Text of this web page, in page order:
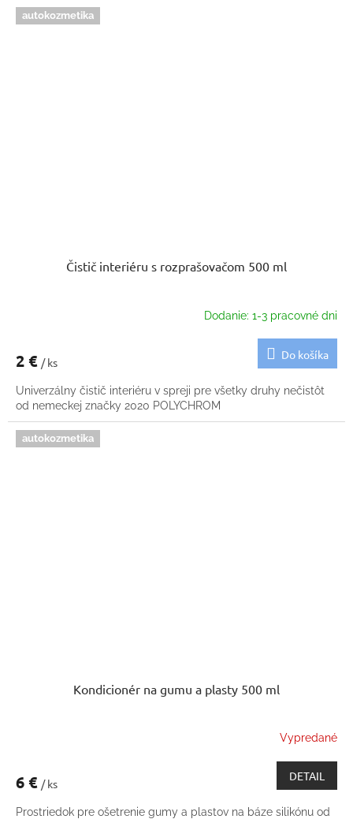
autokozmetika
Čistič interiéru s rozprašovačom 500 ml
Dodanie: 1-3 pracovné dni
2 € / ks
Do košíka
Univerzálny čistič interiéru v spreji pre všetky druhy nečistôt
od nemeckej značky 2020 POLYCHROM
autokozmetika
Kondicionér na gumu a plasty 500 ml
Vypredané
6 € / ks
DETAIL
Prostriedok pre ošetrenie gumy a plastov na báze silikónu od